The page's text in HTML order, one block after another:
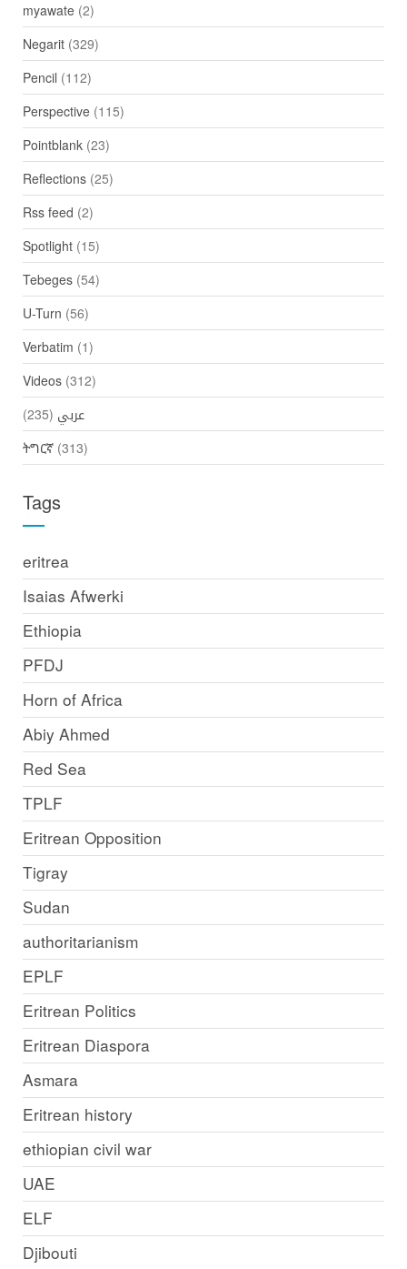
myawate(2)
Negarit(329)
Pencil (112)
Perspective(115)
Pointblank(23)
Reflections(25)
Rss feed (2)
Spotlight(15)
Tebeges(54)
U-Turn (56)
Verbatim (1)
Videos(312)
عربي (235)
ትግርኛ(313)
Tags
eritrea
Isaias Afwerki
Ethiopia
PFDJ
Horn of Africa
Abiy Ahmed
Red Sea
TPLF
Eritrean Opposition
Tigray
Sudan
authoritarianism
EPLF
Eritrean Politics
Eritrean Diaspora
Asmara
Eritrean history
ethiopian civil war
UAE
ELF
Djibouti